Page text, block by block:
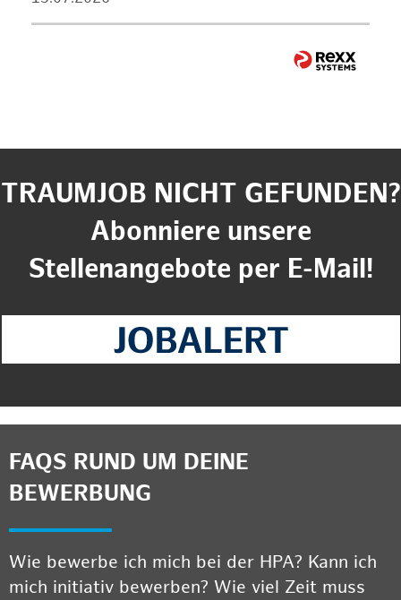
TRAUMJOB NICHT GEFUNDEN?
Abonniere unsere
Stellenangebote per E-Mail!
FAQS RUND UM DEINE
BEWERBUNG
Wie bewerbe ich mich bei der HPA? Kann ich
mich initiativ bewerben? Wie viel Zeit muss